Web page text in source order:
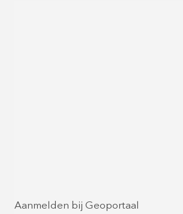
Aanmelden bij Geoportaal